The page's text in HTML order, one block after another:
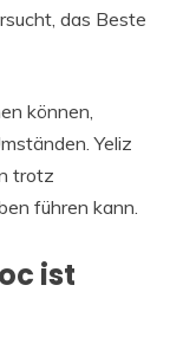
das Beste
können,
Yeliz
trotz
führen kann.
ist